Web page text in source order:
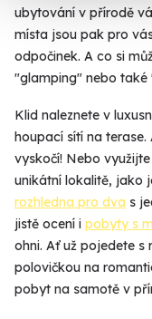
ubytování v přírodě
místa jsou pak pro
odpočinek. A co si
"glamping" nebo
Klid naleznete v
houpací sítí na
vyskočí! Nebo
unikátní lokalitě, jako
rozhledna pro dva s
jistě ocení i pobyty s
ohni. Ať už pojedete s
polovičkou na
pobyt na samotě v